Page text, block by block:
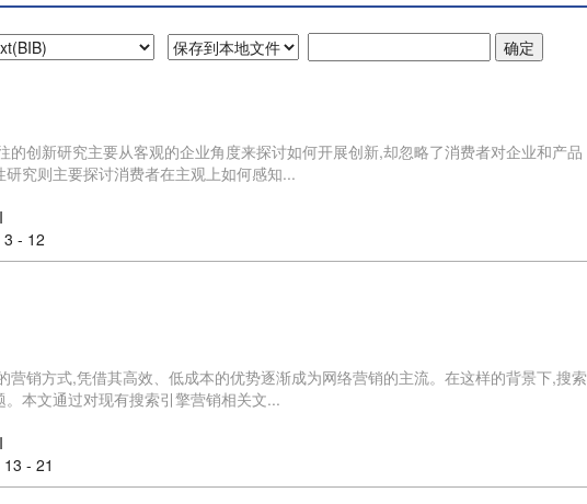
创新研究主要从客观的企业角度来探讨如何开展创新,却忽略了消费者对企业和产品
究则主要探讨消费者在主观上如何感知...
3 - 12
营销方式,凭借其高效、低成本的优势逐渐成为网络营销的主流。在这样的背景下,搜索
本文通过对现有搜索引擎营销相关文...
- 21